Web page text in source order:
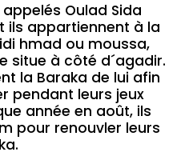
Oulad Sida
ils appartiennent à la
hmad ou moussa,
situe à côté d´agadir.
la Baraka de lui afin
pendant leurs jeux
année en août, ils
pour renouvler leurs